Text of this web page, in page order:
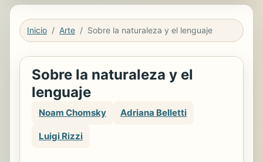
Inicio Arte Sobre la naturaleza y el lenguaje
Sobre la naturaleza y el
lenguaje
Noam Chomsky Adriana Belletti
Luigi Rizzi